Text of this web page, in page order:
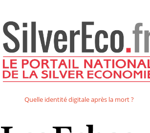
Quelle identité digitale après la mort ?